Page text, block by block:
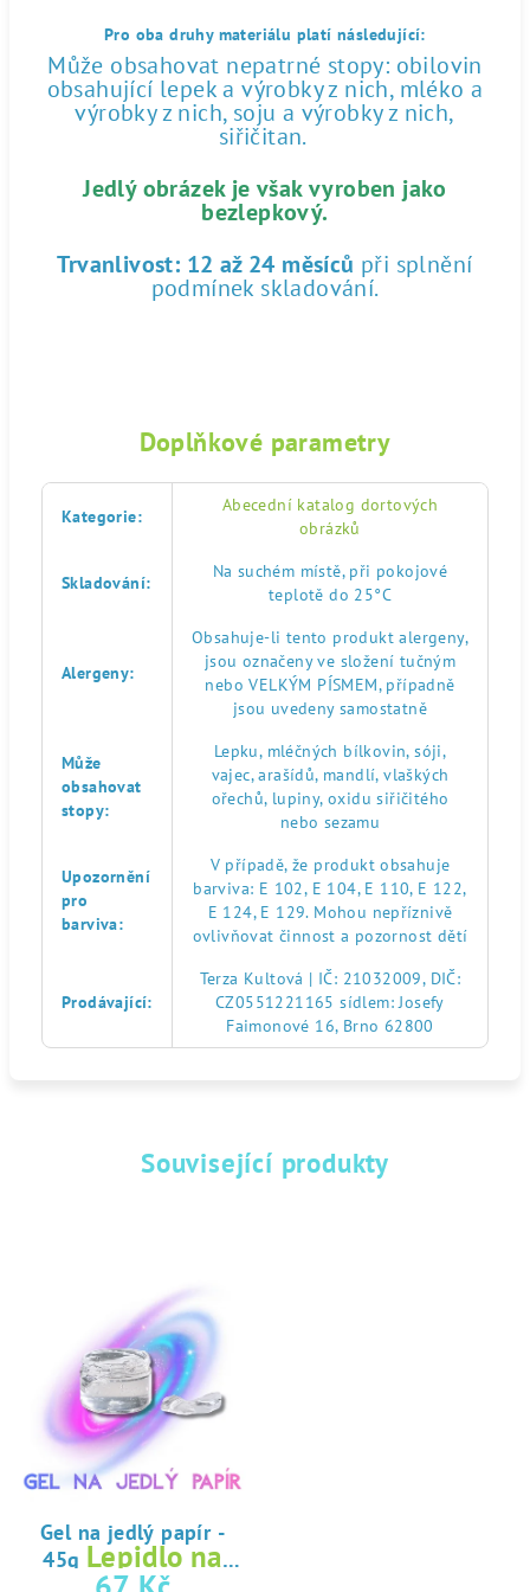
Pro oba druhy materiálu platí následující:
Může obsahovat nepatrné stopy: obilovin
obsahující lepek a výrobky z nich, mléko a
výrobky z nich, soju a výrobky z nich,
siřičitan.
Jedlý obrázek je však vyroben jako
bezlepkový.
Trvanlivost: 12 až 24 měsíců při splnění
podmínek skladování.
Doplňkové parametry
Kategorie:
Abecední katalog dortových
obrázků
Skladování:
Na suchém místě, při pokojové
teplotě do 25°C
Alergeny:
Obsahuje-li tento produkt alergeny,
jsou označeny ve složení tučným
nebo VELKÝM PÍSMEM, případně
jsou uvedeny samostatně
Může
obsahovat
stopy:
Lepku, mléčných bílkovin, sóji,
vajec, arašídů, mandlí, vlaškých
ořechů, lupiny, oxidu siřičitého
nebo sezamu
Upozornění
pro
barviva:
V případě, že produkt obsahuje
barviva: E 102, E 104, E 110, E 122,
E 124, E 129. Mohou nepříznivě
ovlivňovat činnost a pozornost dětí
Prodávající:
Terza Kultová | IČ: 21032009, DIČ:
CZ0551221165 sídlem: Josefy
Faimonové 16, Brno 62800
Související produkty
Gel na jedlý papír -
45g Lepidlo na
jedlý papír